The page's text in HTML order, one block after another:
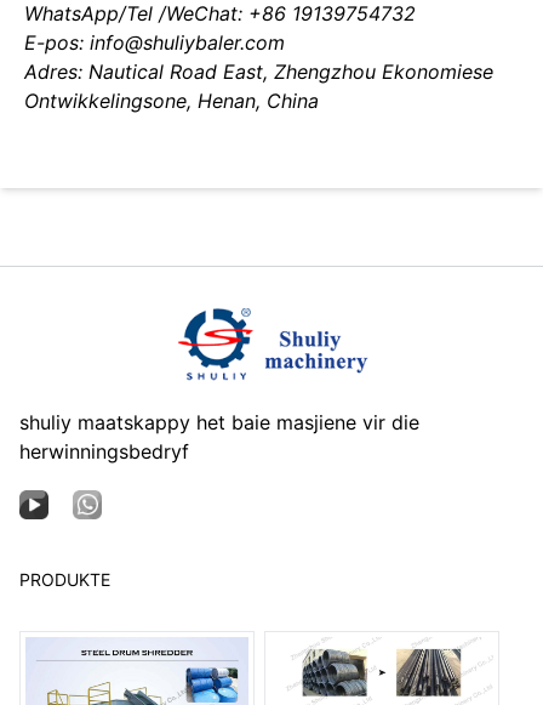
WhatsApp/Tel /WeChat: +86 19139754732
E-pos: info@shuliybaler.com
Adres: Nautical Road East, Zhengzhou Ekonomiese
Ontwikkelingsone, Henan, China
shuliy maatskappy het baie masjiene vir die
herwinningsbedryf
PRODUKTE